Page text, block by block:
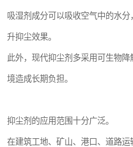
吸湿剂成分可以吸收空气中的水
升抑尘效果。
此外，现代抑尘剂多采用可生物
境造成长期负担。
抑尘剂的应用范围十分广泛。
在建筑工地、矿山、港口、道路